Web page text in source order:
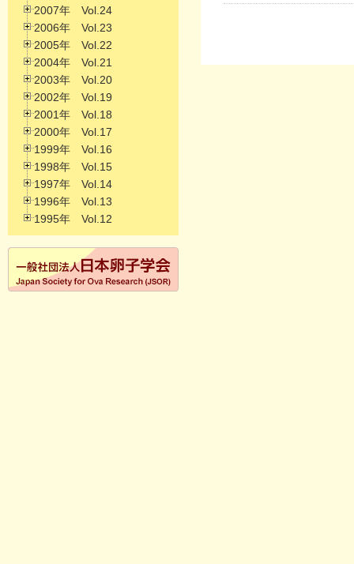
2007年 Vol.24
2006年 Vol.23
2005年 Vol.22
2004年 Vol.21
2003年 Vol.20
2002年 Vol.19
2001年 Vol.18
2000年 Vol.17
1999年 Vol.16
1998年 Vol.15
1997年 Vol.14
1996年 Vol.13
1995年 Vol.12